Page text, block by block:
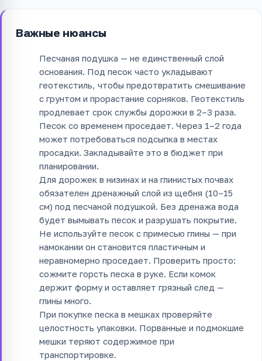
Важные нюансы
Песчаная подушка — не единственный слой
основания. Под песок часто укладывают
геотекстиль, чтобы предотвратить смешивание
с грунтом и прорастание сорняков. Геотекстиль
продлевает срок службы дорожки в 2–3 раза.
Песок со временем проседает. Через 1–2 года
может потребоваться подсыпка в местах
просадки. Закладывайте это в бюджет при
планировании.
Для дорожек в низинах и на глинистых почвах
обязателен дренажный слой из щебня (10–15
см) под песчаной подушкой. Без дренажа вода
будет вымывать песок и разрушать покрытие.
Не используйте песок с примесью глины — при
намокании он становится пластичным и
неравномерно проседает. Проверить просто:
сожмите горсть песка в руке. Если комок
держит форму и оставляет грязный след —
глины много.
При покупке песка в мешках проверяйте
целостность упаковки. Порванные и подмокшие
мешки теряют содержимое при
транспортировке.